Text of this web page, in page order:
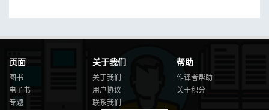
页面
图书
电子书
专题
关于我们
关于我们
用户协议
联系我们
帮助
作译者帮助
关于积分